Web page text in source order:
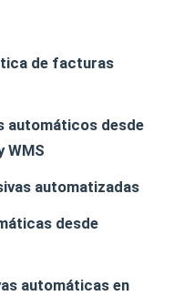
de facturas
automáticos desde
WMS
automatizadas
desde
automáticas en